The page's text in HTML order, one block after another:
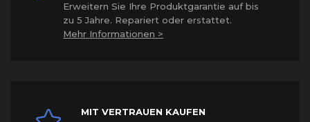
Erweitern Sie Ihre Produktgarantie auf bis
zu 5 Jahre. Repariert oder erstattet.
Mehr Informationen >
MIT VERTRAUEN KAUFEN